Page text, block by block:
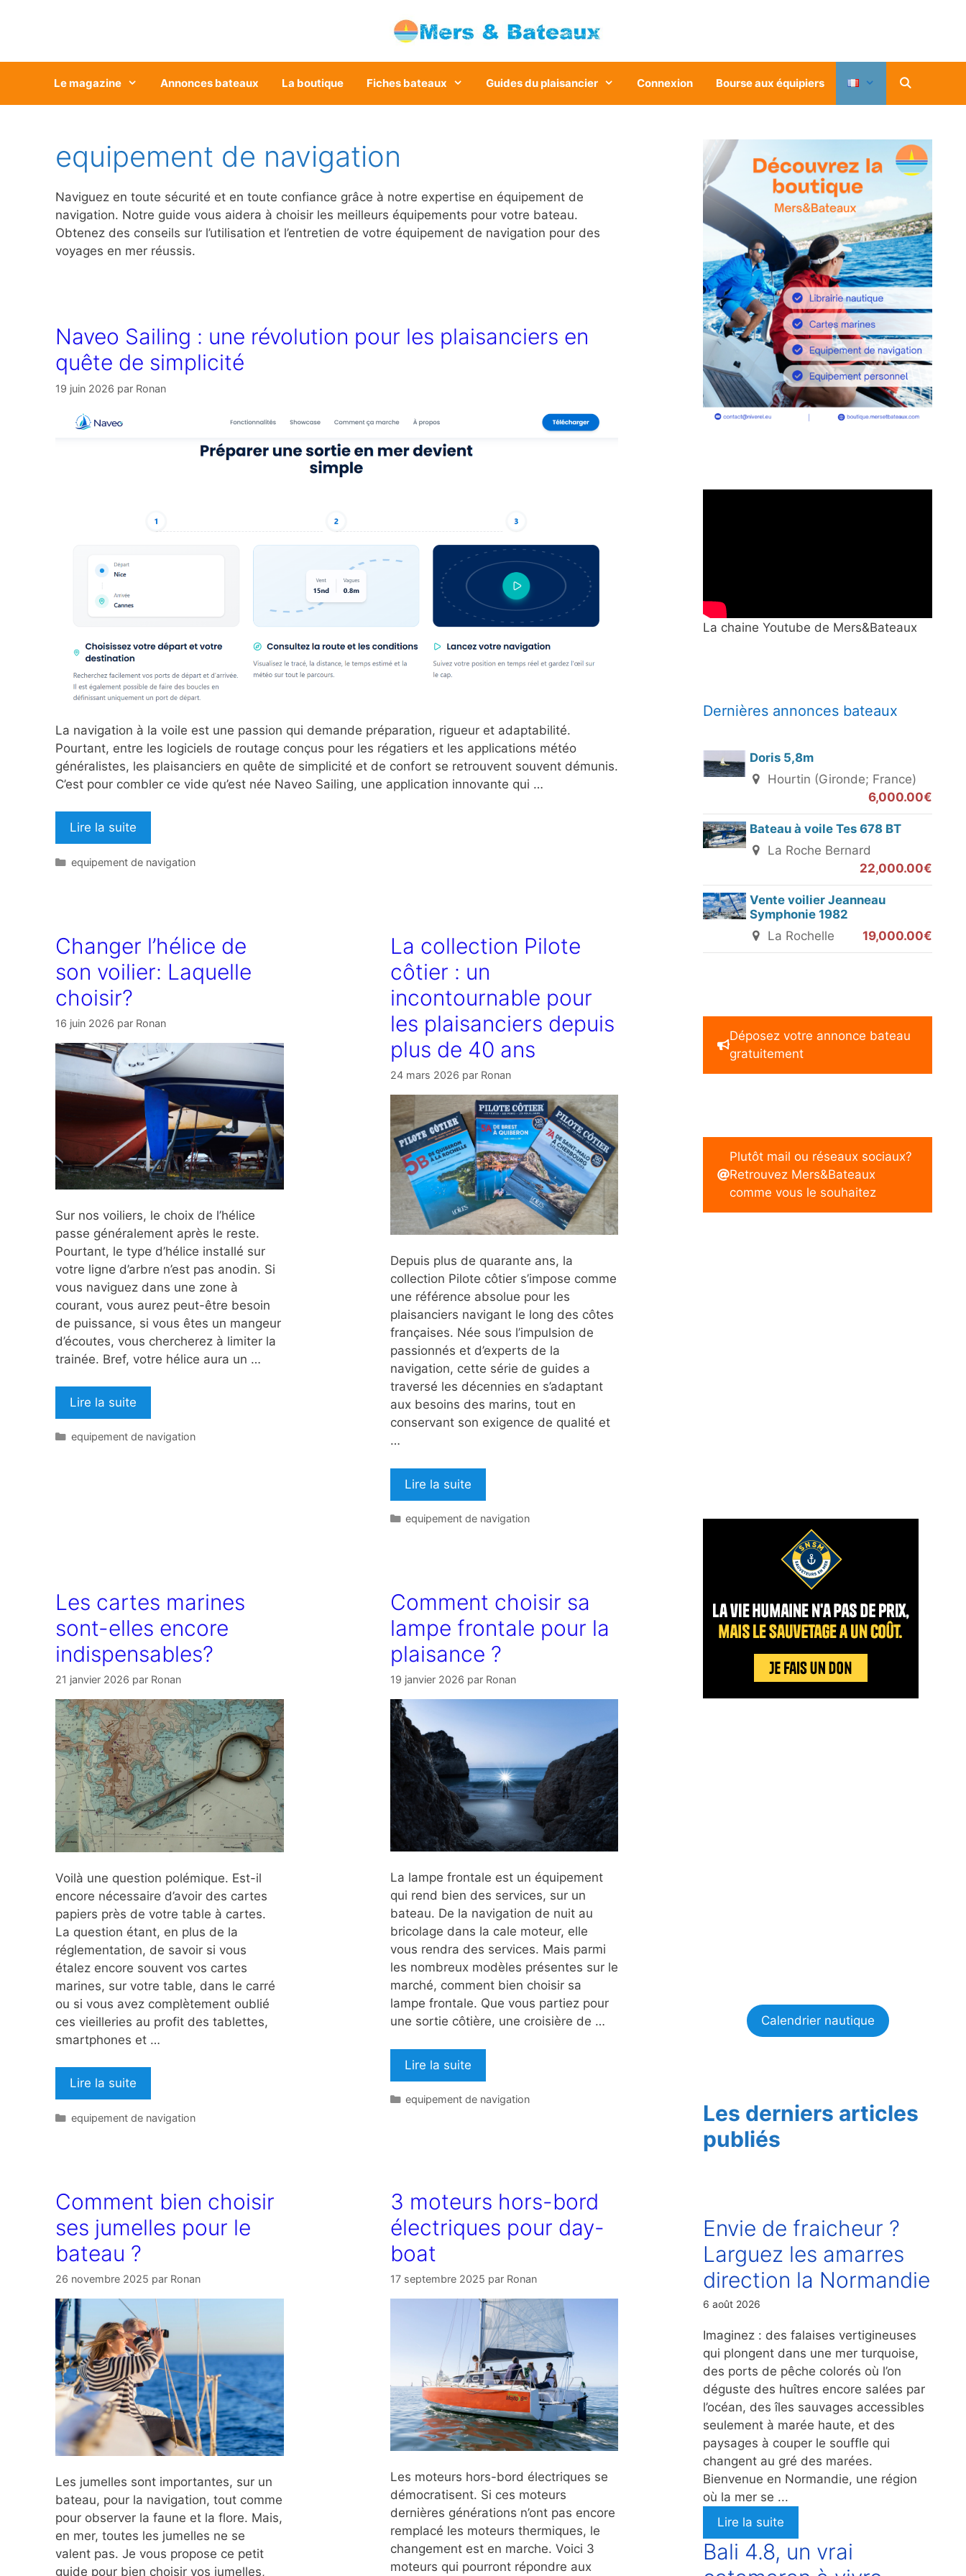
Le magazine Annonces bateaux La boutique Fiches bateaux Guides du plaisancier Connexion Bourse aux équipiers
equipement de navigation
Naviguez en toute sécurité et en toute confiance grâce à notre expertise en équipement de
navigation. Notre guide vous aidera à choisir les meilleurs équipements pour votre bateau.
Obtenez des conseils sur l’utilisation et l’entretien de votre équipement de navigation pour des
voyages en mer réussis.
Naveo Sailing : une révolution pour les plaisanciers en
quête de simplicité
19 juin 2026 par Ronan
La navigation à la voile est une passion qui demande préparation, rigueur et adaptabilité.
Pourtant, entre les logiciels de routage conçus pour les régatiers et les applications météo
généralistes, les plaisanciers en quête de simplicité et de confort se retrouvent souvent démunis.
C’est pour combler ce vide qu’est née Naveo Sailing, une application innovante qui …
Lire la suite
Catégories
equipement de navigation
Changer l’hélice de
son voilier: Laquelle
choisir?
16 juin 2026 par Ronan
Sur nos voiliers, le choix de l’hélice
passe généralement après le reste.
Pourtant, le type d’hélice installé sur
votre ligne d’arbre n’est pas anodin. Si
vous naviguez dans une zone à
courant, vous aurez peut-être besoin
de puissance, si vous êtes un mangeur
d’écoutes, vous chercherez à limiter la
trainée. Bref, votre hélice aura un …
Lire la suite
Catégories
equipement de navigation
La collection Pilote
côtier : un
incontournable pour
les plaisanciers depuis
plus de 40 ans
24 mars 2026 par Ronan
Depuis plus de quarante ans, la
collection Pilote côtier s’impose comme
une référence absolue pour les
plaisanciers navigant le long des côtes
françaises. Née sous l’impulsion de
passionnés et d’experts de la
navigation, cette série de guides a
traversé les décennies en s’adaptant
aux besoins des marins, tout en
conservant son exigence de qualité et
…
Lire la suite
Catégories
equipement de navigation
Les cartes marines
sont-elles encore
indispensables?
21 janvier 2026 par Ronan
Voilà une question polémique. Est-il
encore nécessaire d’avoir des cartes
papiers près de votre table à cartes.
La question étant, en plus de la
réglementation, de savoir si vous
étalez encore souvent vos cartes
marines, sur votre table, dans le carré
ou si vous avez complètement oublié
ces vieilleries au profit des tablettes,
smartphones et …
Lire la suite
Catégories
equipement de navigation
Comment choisir sa
lampe frontale pour la
plaisance ?
19 janvier 2026 par Ronan
La lampe frontale est un équipement
qui rend bien des services, sur un
bateau. De la navigation de nuit au
bricolage dans la cale moteur, elle
vous rendra des services. Mais parmi
les nombreux modèles présentes sur le
marché, comment bien choisir sa
lampe frontale. Que vous partiez pour
une sortie côtière, une croisière de …
Lire la suite
Catégories
equipement de navigation
Comment bien choisir
ses jumelles pour le
bateau ?
26 novembre 2025 par Ronan
Les jumelles sont importantes, sur un
bateau, pour la navigation, tout comme
pour observer la faune et la flore. Mais,
en mer, toutes les jumelles ne se
valent pas. Je vous propose ce petit
guide pour bien choisir vos jumelles,
3 moteurs hors-bord
électriques pour day-
boat
17 septembre 2025 par Ronan
Les moteurs hors-bord électriques se
démocratisent. Si ces moteurs
dernières générations n’ont pas encore
remplacé les moteurs thermiques, le
changement est en marche. Voici 3
moteurs qui pourront répondre aux
La chaine Youtube de Mers&Bateaux
Dernières annonces bateaux
Doris 5,8m
Hourtin (Gironde; France)
6,000.00€
Bateau à voile Tes 678 BT
La Roche Bernard
22,000.00€
Vente voilier Jeanneau
Symphonie 1982
La Rochelle
19,000.00€
Déposez votre annonce bateau
gratuitement
Plutôt mail ou réseaux sociaux?
Retrouvez Mers&Bateaux
comme vous le souhaitez
Calendrier nautique
Les derniers articles
publiés
Envie de fraicheur ?
Larguez les amarres
direction la Normandie
6 août 2026
Imaginez : des falaises vertigineuses
qui plongent dans une mer turquoise,
des ports de pêche colorés où l’on
déguste des huîtres encore salées par
l’océan, des îles sauvages accessibles
seulement à marée haute, et des
paysages à couper le souffle qui
changent au gré des marées.
Bienvenue en Normandie, une région
où la mer se ...
Lire la suite
Bali 4.8, un vrai